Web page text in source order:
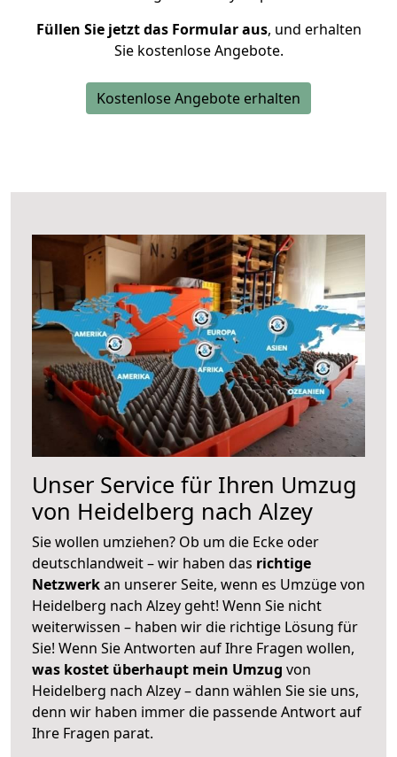
Füllen Sie jetzt das Formular aus, und erhalten
Sie kostenlose Angebote.
Kostenlose Angebote erhalten
Unser Service für Ihren Umzug
von Heidelberg nach Alzey
Sie wollen umziehen? Ob um die Ecke oder
deutschlandweit – wir haben das richtige
Netzwerkan unserer Seite, wenn es Umzüge von
Heidelberg nach Alzey geht! Wenn Sie nicht
weiterwissen – haben wir die richtige Lösung für
Sie! Wenn Sie Antworten auf Ihre Fragen wollen,
was kostet überhaupt mein Umzug von
Heidelberg nach Alzey – dann wählen Sie sie uns,
denn wir haben immer die passende Antwort auf
Ihre Fragen parat.